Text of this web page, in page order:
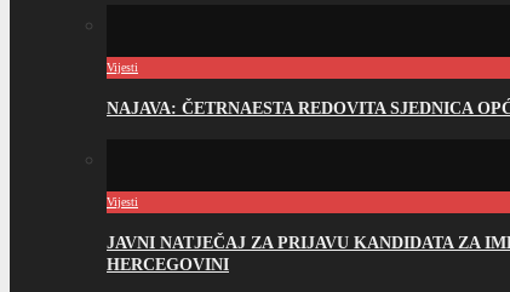
Vijesti
NAJAVA: ČETRNAESTA REDOVITA SJEDNICA
Vijesti
JAVNI NATJEČAJ ZA PRIJAVU KANDIDATA ZA
HERCEGOVINI